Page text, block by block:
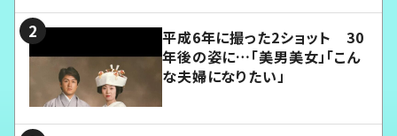
平成6年に撮った2ショット 30
年後の姿に…「美男美女」「こん
な夫婦になりたい」